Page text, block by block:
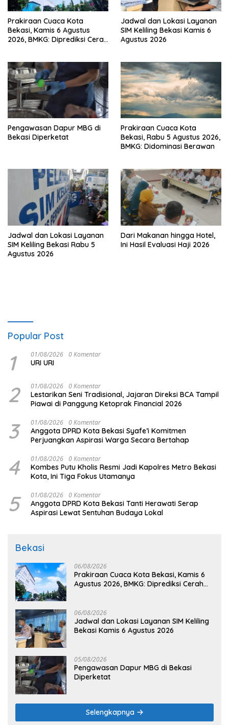
Prakiraan Cuaca Kota
Bekasi, Kamis 6 Agustus
2026, BMKG: Diprediksi Cerah
Jadwal dan Lokasi Layanan
SIM Keliling Bekasi Kamis 6
Agustus 2026
Pengawasan Dapur MBG di
Bekasi Diperketat
Prakiraan Cuaca Kota
Bekasi, Rabu 5 Agustus 2026,
BMKG: Didominasi Berawan
Jadwal dan Lokasi Layanan
SIM Keliling Bekasi Rabu 5
Agustus 2026
Dari Makanan hingga Hotel,
Ini Hasil Evaluasi Haji 2026
Popular Post
1 01/08/2026 0 Komentar
URI URI
2 01/08/2026 0 Komentar
Lestarikan Seni Tradisional, Jajaran Direksi BCA Tampil
Piawai di Panggung Ketoprak Financial 2026
3 01/08/2026 0 Komentar
Anggota DPRD Kota Bekasi Syafe’i Komitmen
Perjuangkan Aspirasi Warga Secara Bertahap
4 01/08/2026 0 Komentar
Kombes Putu Kholis Resmi Jadi Kapolres Metro Bekasi
Kota, Ini Tiga Fokus Utamanya
5 01/08/2026 0 Komentar
Anggota DPRD Kota Bekasi Tanti Herawati Serap
Aspirasi Lewat Sentuhan Budaya Lokal
Bekasi
06/08/2026
Prakiraan Cuaca Kota Bekasi, Kamis 6
Agustus 2026, BMKG: Diprediksi Cerah
06/08/2026
Jadwal dan Lokasi Layanan SIM Keliling
Bekasi Kamis 6 Agustus 2026
05/08/2026
Pengawasan Dapur MBG di Bekasi
Diperketat
Selengkapnya